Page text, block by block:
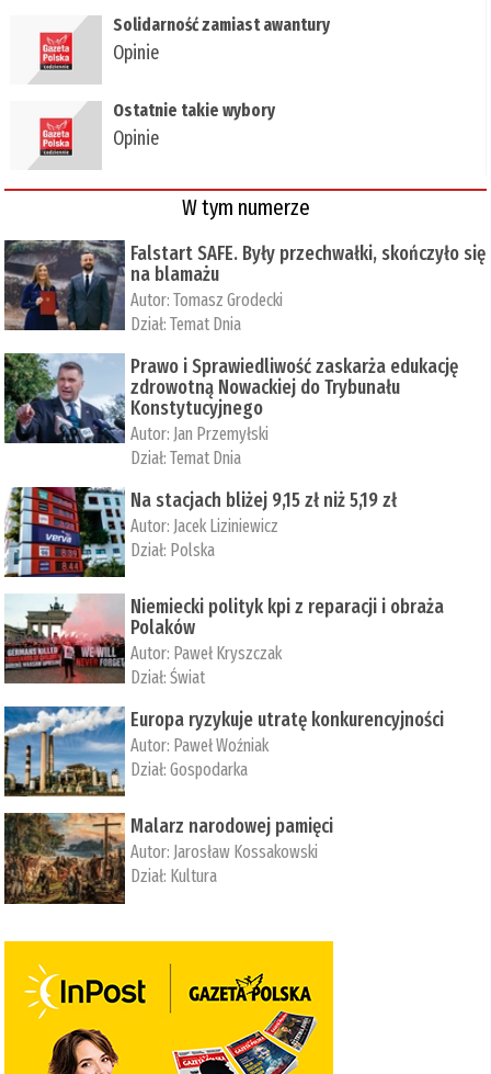
Solidarność zamiast awantury
Opinie
Ostatnie takie wybory
Opinie
W tym numerze
Falstart SAFE. Były przechwałki, skończyło się
na blamażu
Autor:Tomasz Grodecki
Dział:Temat Dnia
Prawo i Sprawiedliwość zaskarża edukację
zdrowotną Nowackiej do Trybunału
Konstytucyjnego
Autor: Jan Przemyłski
Dział:Temat Dnia
Na stacjach bliżej 9,15 zł niż 5,19 zł
Autor: Jacek Liziniewicz
Dział: Polska
Niemiecki polityk kpi z reparacji i obraża
Polaków
Autor: Paweł Kryszczak
Dział:Świat
Europa ryzykuje utratę konkurencyjności
Autor: Paweł Woźniak
Dział:Gospodarka
Malarz narodowej pamięci
Autor: Jarosław Kossakowski
Dział: Kultura